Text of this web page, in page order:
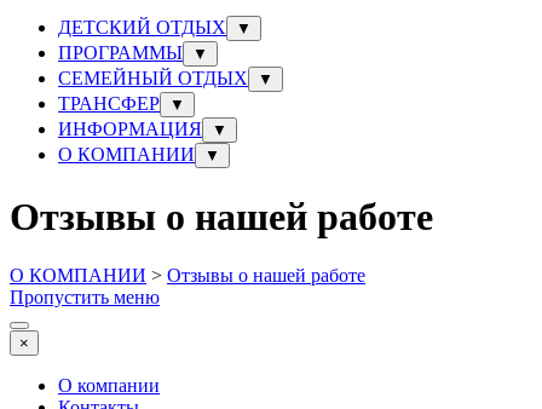
ДЕТСКИЙ ОТДЫХ ▼
ПРОГРАММЫ ▼
СЕМЕЙНЫЙ ОТДЫХ ▼
ТРАНСФЕР ▼
ИНФОРМАЦИЯ ▼
О КОМПАНИИ ▼
Отзывы о нашей работе
О КОМПАНИИ > Отзывы о нашей работе
Пропустить меню
×
О компании